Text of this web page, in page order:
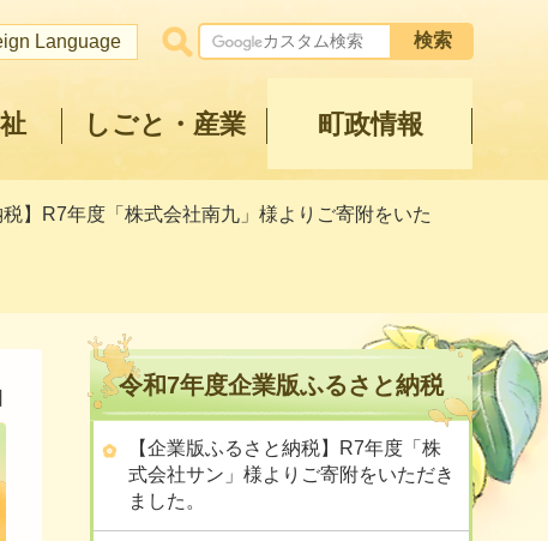
Language
しごと・産業 町政情報
】R7年度「株式会社南九」様よりご寄附をいた
令和7年度企業版ふるさと納税
【企業版ふるさと納税】R7年度「株
式会社サン」様よりご寄附をいただき
ました。